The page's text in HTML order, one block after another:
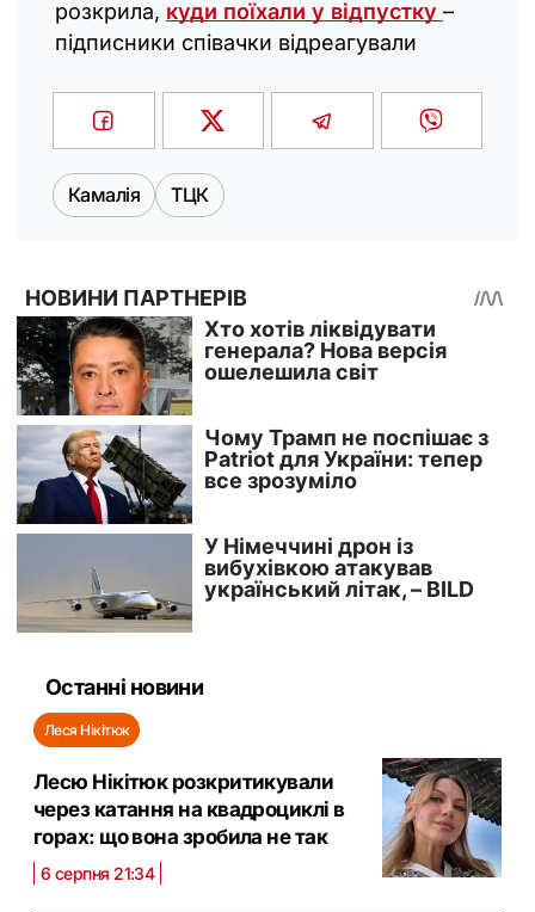
розкрила, куди поїхали у відпустку –
підписники співачки відреагували
Камалія ТЦК
Останні новини
Леся Нікітюк
Лесю Нікітюк розкритикували
через катання на квадроциклі в
горах: що вона зробила не так
6 серпня 21:34